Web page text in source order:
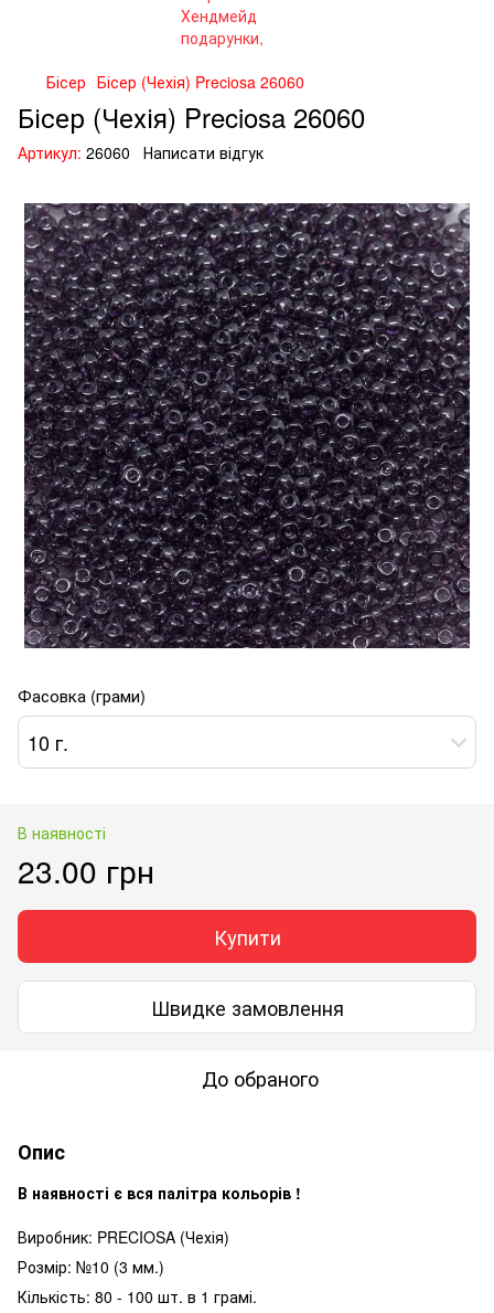
Бісер Бісер (Чехія) Preciosa 26060
Бісер (Чехія) Preciosa 26060
Артикул: 26060 Написати відгук
Фасовка (грами)
10 г.
В наявності
23.00 грн
Купити
Швидке замовлення
До обраного
Опис
В наявності є вся палітра кольорів !
Виробник: PRECIOSA (Чехія)
Розмір: №10 (3 мм.)
Кількість: 80 - 100 шт. в 1 грамі.